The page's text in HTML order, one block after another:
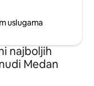
uslugama
najboljih
Medan